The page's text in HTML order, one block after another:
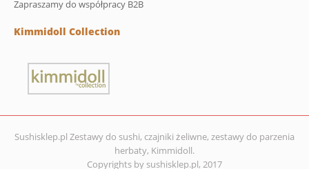
Zapraszamy do współpracy B2B
Kimmidoll Collection
Sushisklep.pl Zestawy do sushi, czajniki żeliwne, zestawy do parzenia
herbaty, Kimmidoll.
Copyrights by sushisklep.pl, 2017